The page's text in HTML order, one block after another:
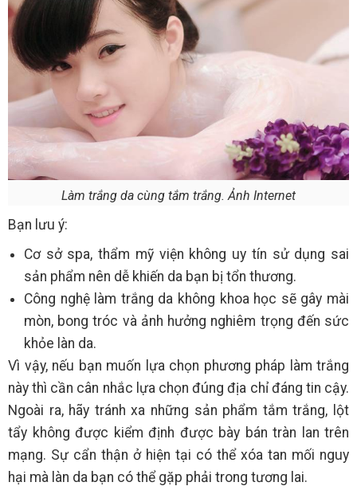
Làm trắng da cùng tắm trắng. Ảnh Internet
Bạn lưu ý:
Cơ sở spa, thẩm mỹ viện không uy tín sử dụng sai
sản phẩm nên dễ khiến da bạn bị tổn thương.
Công nghệ làm trắng da không khoa học sẽ gây mài
mòn, bong tróc và ảnh hưởng nghiêm trọng đến sức
khỏe làn da.
Vì vậy, nếu bạn muốn lựa chọn phương pháp làm trắng
này thì cần cân nhắc lựa chọn đúng địa chỉ đáng tin cậy.
Ngoài ra, hãy tránh xa những sản phẩm tắm trắng, lột
tẩy không được kiểm định được bày bán tràn lan trên
mạng. Sự cẩn thận ở hiện tại có thể xóa tan mối nguy
hại mà làn da bạn có thể gặp phải trong tương lai.